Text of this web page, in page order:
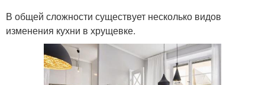
В общей сложности существует несколько видов
изменения кухни в хрущевке.